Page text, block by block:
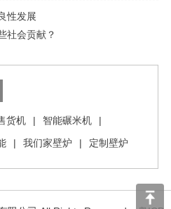
性发展
社会贡献？
货机 | 智能碾米机
|
| 我们家壁炉 | 定制壁炉